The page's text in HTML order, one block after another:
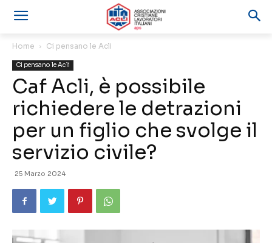
Home Ci pensano le Acli
Ci pensano le Acli
Caf Acli, è possibile
richiedere le detrazioni
per un figlio che svolge il
servizio civile?
25 Marzo 2024